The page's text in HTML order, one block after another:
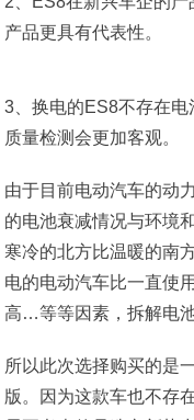
产品更具有代表性。
3、换电的ES8不存在
质量检测会更加客观。
由于目前电动汽车的动
的电池衰减情况与环境
寒冷的北方比温暖的南
电的电动汽车比一直使
高…等等因素，拆解电
所以此次选择购买的
版。因为这款车也不存